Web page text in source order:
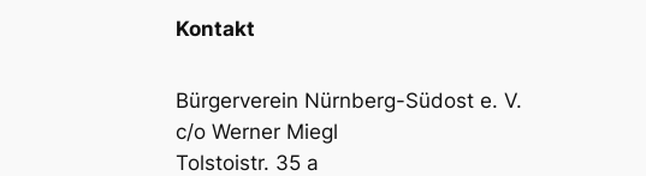
Kontakt
Bürgerverein Nürnberg-Südost e. V.
c/o Werner Miegl
Tolstoistr. 35 a